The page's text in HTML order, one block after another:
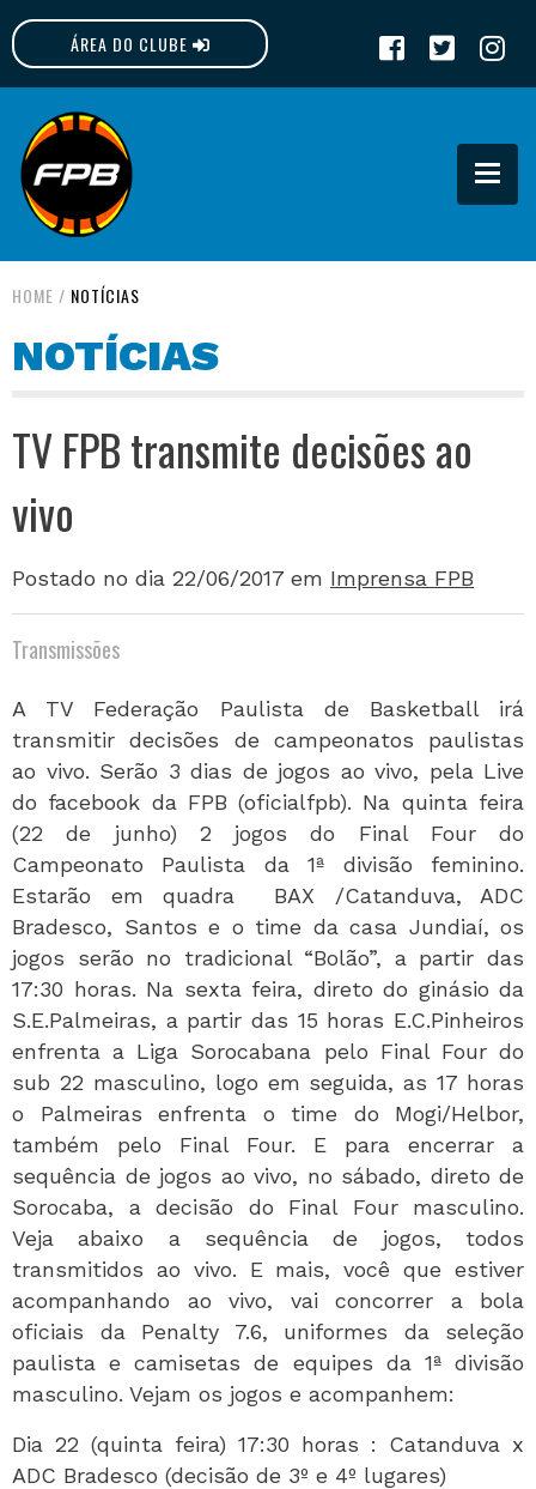
ÁREA DO CLUBE
FPB
HOME / NOTÍCIAS
NOTÍCIAS
TV FPB transmite decisões ao
vivo
Postado no dia 22/06/2017 em Imprensa FPB
Transmissões
A TV Federação Paulista de Basketball irá
transmitir decisões de campeonatos paulistas
ao vivo. Serão 3 dias de jogos ao vivo, pela Live
do facebook da FPB (oficialfpb). Na quinta feira
(22 de junho) 2 jogos do Final Four do
Campeonato Paulista da 1ª divisão feminino.
Estarão em quadra BAX /Catanduva, ADC
Bradesco, Santos e o time da casa Jundiaí, os
jogos serão no tradicional “Bolão”, a partir das
17:30 horas. Na sexta feira, direto do ginásio da
S.E.Palmeiras, a partir das 15 horas E.C.Pinheiros
enfrenta a Liga Sorocabana pelo Final Four do
sub 22 masculino, logo em seguida, as 17 horas
o Palmeiras enfrenta o time do Mogi/Helbor,
também pelo Final Four. E para encerrar a
sequência de jogos ao vivo, no sábado, direto de
Sorocaba, a decisão do Final Four masculino.
Veja abaixo a sequência de jogos, todos
transmitidos ao vivo. E mais, você que estiver
acompanhando ao vivo, vai concorrer a bola
oficiais da Penalty 7.6, uniformes da seleção
paulista e camisetas de equipes da 1ª divisão
masculino. Vejam os jogos e acompanhem:
Dia 22 (quinta feira) 17:30 horas : Catanduva x
ADC Bradesco (decisão de 3º e 4º lugares)